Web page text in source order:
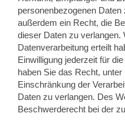
personenbezogenen
außerdem ein Recht, die
dieser Daten zu verlangen.
Datenverarbeitung erteilt
Einwilligung jederzeit für
haben Sie das Recht,
Einschränkung der
Daten zu verlangen. Des
Beschwerderecht bei der